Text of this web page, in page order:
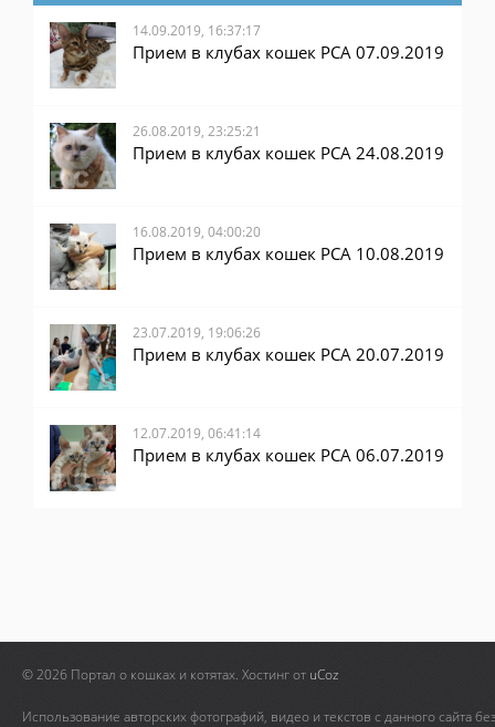
14.09.2019, 16:37:17
Прием в клубах кошек PCA 07.09.2019
26.08.2019, 23:25:21
Прием в клубах кошек PCA 24.08.2019
16.08.2019, 04:00:20
Прием в клубах кошек PCA 10.08.2019
23.07.2019, 19:06:26
Прием в клубах кошек PCA 20.07.2019
12.07.2019, 06:41:14
Прием в клубах кошек PCA 06.07.2019
© 2026 Портал о кошках и котятах. Хостинг от uCoz
Использование авторских фотографий, видео и текстов с данного сайта